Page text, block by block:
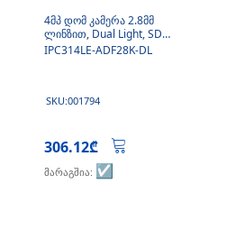
4მპ დომ კამერა 2.8მმ
ლინზით, Dual Light, SD
ბარათით, მიკროფონი
IPC314LE-ADF28K-DL
SKU:001794
306.12₾
მარაგშია: ☑️